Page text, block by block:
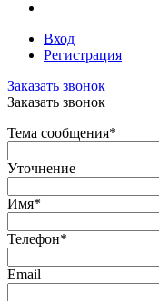
Вход
Регистрация
Заказать звонок
Заказать звонок
Тема сообщения*
Уточнение
Имя*
Телефон*
Email